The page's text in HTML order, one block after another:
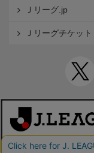
Ｊリーグ.jp
Ｊリーグチケット